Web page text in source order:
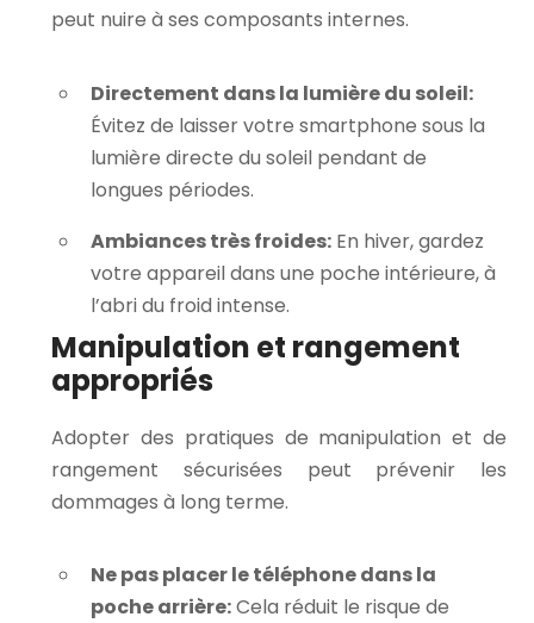
peut nuire à ses composants internes.
Directement dans la lumière du soleil:
Évitez de laisser votre smartphone sous la
lumière directe du soleil pendant de
longues périodes.
Ambiances très froides: En hiver, gardez
votre appareil dans une poche intérieure, à
l’abri du froid intense.
Manipulation et rangement
appropriés
Adopter des pratiques de manipulation et de
rangement sécurisées peut prévenir les
dommages à long terme.
Ne pas placer le téléphone dans la
poche arrière:Cela réduit le risque de